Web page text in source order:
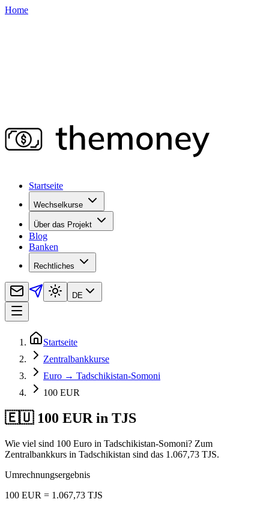
Home
Startseite
Wechselkurse
Über das Projekt
Blog
Banken
Rechtliches
DE
Startseite
Zentralbankkurse
Euro → Tadschikistan-Somoni
100 EUR
🇪🇺 100 EUR in TJS
Wie viel sind 100 Euro in Tadschikistan-Somoni? Zum
Zentralbankkurs in Tadschikistan sind das 1.067,73 TJS.
Umrechnungsergebnis
100 EUR = 1.067,73 TJS